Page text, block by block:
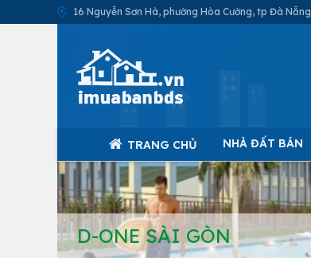
16 Nguyễn Sơn Hà, phường Hòa Cường, tp Đà Nẵng
TRANG CHỦ NHÀ ĐẤT BÁN
D-ONE SÀI GÒN